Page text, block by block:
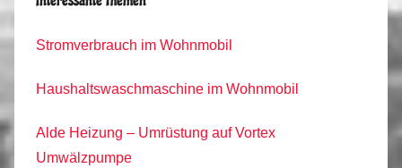
Stromverbrauch im Wohnmobil
Haushaltswaschmaschine im Wohnmobil
Alde Heizung – Umrüstung auf Vortex
Umwälzpumpe